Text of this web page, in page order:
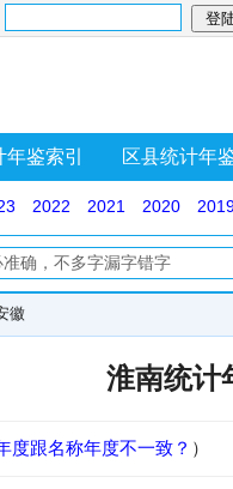
年鉴索引 区县统计年
2022 2021 2020
徽
淮南统计
度跟名称年度不一致？ ）